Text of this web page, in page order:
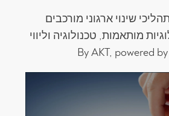
שינוי ארגוני מורכבים
מותאמות, טכנולוגיה וליווי